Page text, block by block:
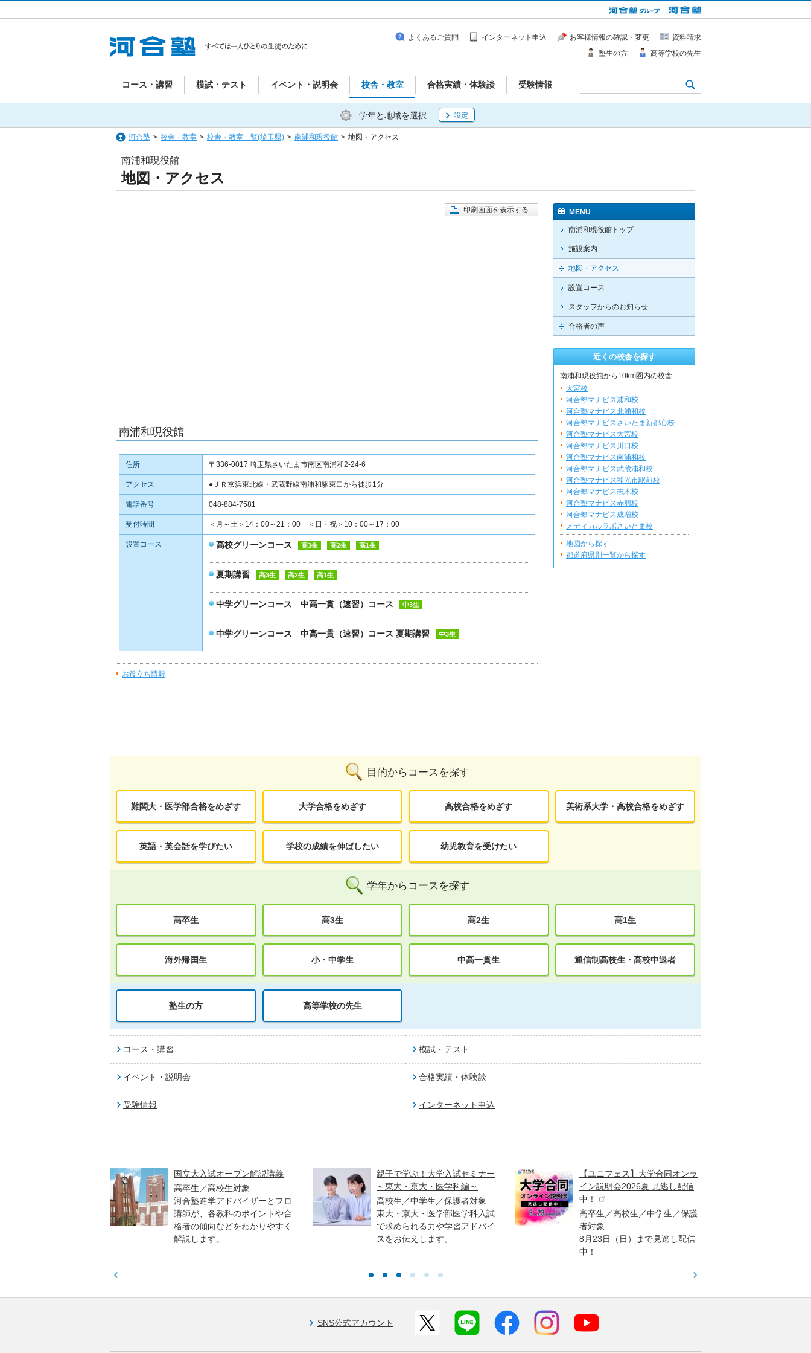
コース・講習 模試・テスト イベント・説明会 校舎・教室 合格実績・体験談 受験情報
よくあるご質問 インターネット申込 お客様情報の確認・変更
資料請求
塾生の方
高等学校の先生
学年と地域を選択 設定
河合塾 > 校舎・教室 > 校舎・教室一覧(埼玉県) > 南浦和現役館 > 地図・アクセス
地図・アクセス
南浦和現役館
印刷画面を表示する
南浦和現役館
住所 〒336-0017 埼玉県さいたま市南区南浦和2-24-6
アクセス ●ＪＲ京浜東北線・武蔵野線南浦和駅東口から徒歩1分
電話番号 048-884-7581
受付時間 ＜月～土＞14：00～21：00 ＜日・祝＞10：00～17：00
設置コース 高校グリーンコース 高3生 高2生 高1生
夏期講習 高3生 高2生 高1生
中学グリーンコース 中高一貫（速習）コース 中3生
中学グリーンコース 中高一貫（速習）コース 夏期講習 中3生
お役立ち情報
MENU
南浦和現役館トップ
施設案内
地図・アクセス
設置コース
スタッフからのお知らせ
合格者の声
近くの校舎を探す
南浦和現役館から10km圏内の校舎
大宮校
河合塾マナビス浦和校
河合塾マナビス北浦和校
河合塾マナビスさいたま新都心校
河合塾マナビス大宮校
河合塾マナビス川口校
河合塾マナビス南浦和校
河合塾マナビス武蔵浦和校
河合塾マナビス和光市駅前校
河合塾マナビス志木校
河合塾マナビス赤羽校
河合塾マナビス成増校
メディカルラボさいたま校
地図から探す
都道府県別一覧から探す
目的からコースを探す
難関大・医学部合格をめざす 大学合格をめざす 高校合格をめざす 美術系大学・高校合格をめざす
英語・英会話を学びたい 学校の成績を伸ばしたい 幼児教育を受けたい
学年からコースを探す
高卒生 高3生 高2生 高1生
海外帰国生 小・中学生 中高一貫生 通信制高校生・高校中退者
塾生の方 高等学校の先生
コース・講習 模試・テスト
イベント・説明会 合格実績・体験談
受験情報 インターネット申込
国立大入試オープン解説講義
高卒生／高校生対象
河合塾進学アドバイザーとプロ
講師が、各教科のポイントや合
格者の傾向などをわかりやすく
解説します。
親子で学ぶ！大学入試セミナー
～東大・京大・医学科編～
高校生／中学生／保護者対象
東大・京大・医学部医学科入試
で求められる力や学習アドバイ
スをお伝えします。
【ユニフェス】大学合同オンラ
イン説明会2026夏 見逃し配信
中！
高卒生／高校生／中学生／保護
者対象
8月23日（日）まで見逃し配信
中！
SNS公式アカウント